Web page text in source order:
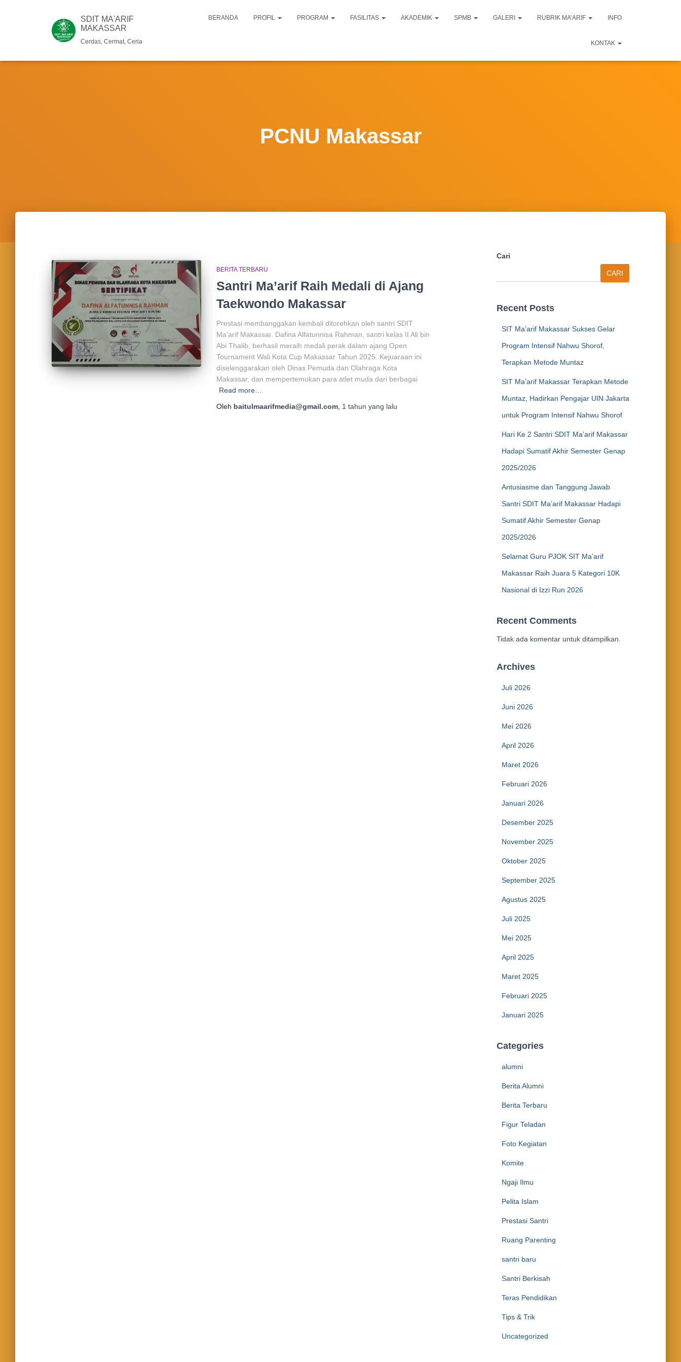
SDIT MA'ARIF
MAKASSAR
Cerdas, Cermat, Ceria
BERANDA PROFIL PROGRAM FASILITAS AKADEMIK SPMB GALERI RUBRIK MA’ARIF INFO
KONTAK
PCNU Makassar
BERITA TERBARU
Santri Ma’arif Raih Medali di Ajang
Taekwondo Makassar
Prestasi membanggakan kembali ditorehkan oleh santri SDIT
Ma’arif Makassar. Dafina Alfatunnisa Rahman, santri kelas II Ali bin
Abi Thalib, berhasil meraih medali perak dalam ajang Open
Tournament Wali Kota Cup Makassar Tahun 2025. Kejuaraan ini
diselenggarakan oleh Dinas Pemuda dan Olahraga Kota
Makassar, dan mempertemukan para atlet muda dari berbagai
Read more…
Oleh baitulmaarifmedia@gmail.com 1 tahun yang lalu
Cari
CARI
Recent Posts
SIT Ma’arif Makassar Sukses Gelar
Program Intensif Nahwu Shorof,
Terapkan Metode Muntaz
SIT Ma’arif Makassar Terapkan Metode
Muntaz, Hadirkan Pengajar UIN Jakarta
untuk Program Intensif Nahwu Shorof
Hari Ke 2 Santri SDIT Ma’arif Makassar
Hadapi Sumatif Akhir Semester Genap
2025/2026
Antusiasme dan Tanggung Jawab
Santri SDIT Ma’arif Makassar Hadapi
Sumatif Akhir Semester Genap
2025/2026
Selamat Guru PJOK SIT Ma’arif
Makassar Raih Juara 5 Kategori 10K
Nasional di Izzi Run 2026
Recent Comments
Tidak ada komentar untuk ditampilkan.
Archives
Juli 2026
Juni 2026
Mei 2026
April 2026
Maret 2026
Februari 2026
Januari 2026
Desember 2025
November 2025
Oktober 2025
September 2025
Agustus 2025
Juli 2025
Mei 2025
April 2025
Maret 2025
Februari 2025
Januari 2025
Categories
alumni
Berita Alumni
Berita Terbaru
Figur Teladan
Foto Kegiatan
Komite
Ngaji Ilmu
Pelita Islam
Prestasi Santri
Ruang Parenting
santri baru
Santri Berkisah
Teras Pendidikan
Tips & Trik
Uncategorized